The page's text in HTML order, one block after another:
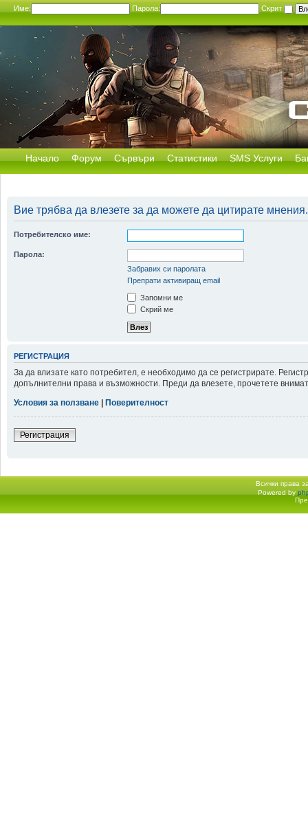
Име: Парола: Скрит
Начало Форум Сървъри Статистики SMS Услуги
Вие трябва да влезете за да можете да цитирате мнения.
Потребителско име:
Парола:
Забравих си паролата
Препрати активиращ email
Запомни ме
Скрий ме
РЕГИСТРАЦИЯ
За да влизате като потребител, е необходимо да се регистрирате.
допълнителни права и възможности. Преди да влезете, прочетете
Условия за ползване | Поверителност
Регистрация
Всички права
Начало форум Powered by